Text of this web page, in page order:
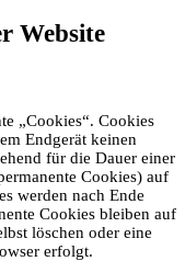
Website
„Cookies“. Cookies
Endgerät keinen
für die Dauer einer
Cookies) auf
werden nach Ende
Cookies bleiben auf
löschen oder eine
erfolgt.